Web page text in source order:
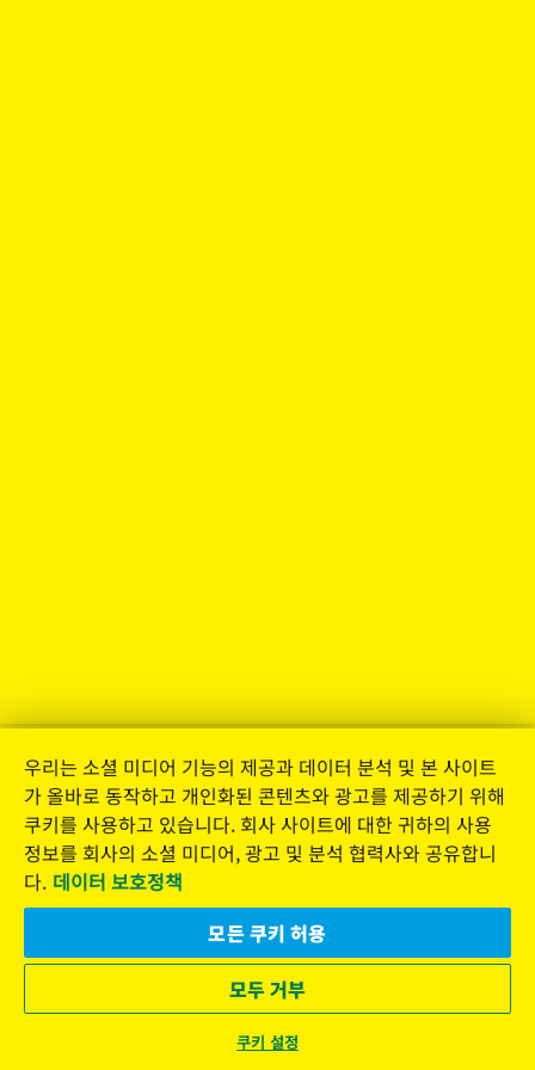
우리는 소셜 미디어 기능의 제공과 데이터 분석 및 본 사이트
가 올바로 동작하고 개인화된 콘텐츠와 광고를 제공하기 위해
쿠키를 사용하고 있습니다. 회사 사이트에 대한 귀하의 사용
정보를 회사의 소셜 미디어, 광고 및 분석 협력사와 공유합니
다. 데이터 보호정책
모든 쿠키 허용
모두 거부
쿠키 설정